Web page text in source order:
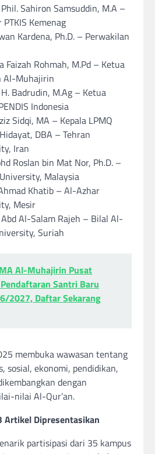
Phil. Sahiron Samsuddin, M.A –
Kemenag
Kardena, Ph.D. – Perwakilan
Faizah Rohmah, M.Pd – Ketua
Al-Muhajirin
H. Badrudin, M.Ag – Ketua
Indonesia
Sidqi, MA – Kepala LPMQ
DBA – Tehran
Iran
Roslan bin Mat Nor, Ph.D. –
Malaysia
Khatib – Al-Azhar
Mesir
Abd Al-Salam Rajeh – Bilal Al-
Suriah
Al-Muhajirin Pusat
Santri Baru
2027, Daftar Sekarang
membuka wawasan tentang
sosial, ekonomi, pendidikan,
dengan
nilai Al-Qur’an.
Artikel Dipresentasikan
partisipasi dari 35 kampus